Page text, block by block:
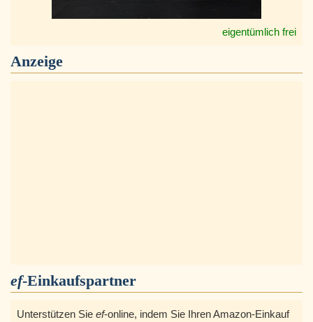
eigentümlich frei
Anzeige
ef-Einkaufspartner
Unterstützen Sie ef-online, indem Sie Ihren Amazon-Einkauf